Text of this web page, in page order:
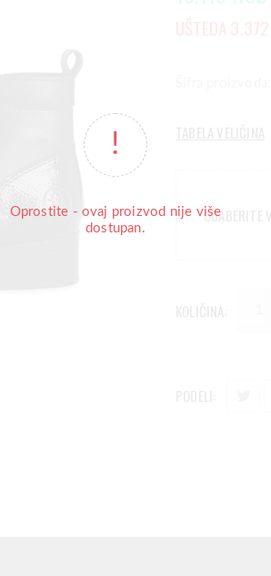
Oprostite - ovaj proizvod nije više
dostupan.
ODABERITE